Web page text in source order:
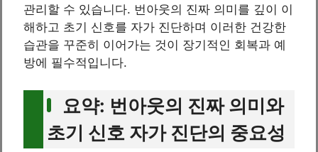
관리할 수 있습니다. 번아웃의 진짜 의미를 깊이 이
해하고 초기 신호를 자가 진단하며 이러한 건강한
습관을 꾸준히 이어가는 것이 장기적인 회복과 예
방에 필수적입니다.
요약: 번아웃의 진짜 의미와
초기 신호 자가 진단의 중요성